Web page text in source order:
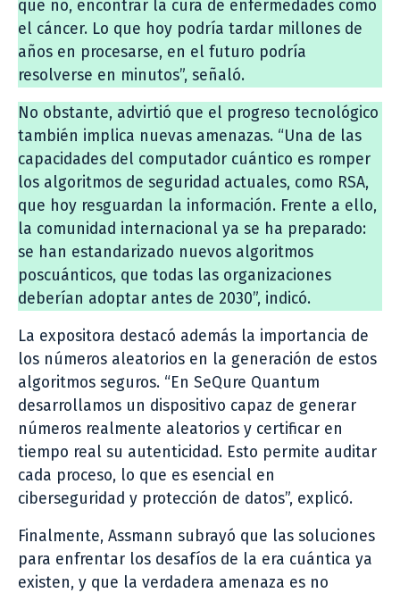
qué no, encontrar la cura de enfermedades como
el cáncer. Lo que hoy podría tardar millones de
años en procesarse, en el futuro podría
resolverse en minutos”, señaló.
No obstante, advirtió que el progreso tecnológico
también implica nuevas amenazas. “Una de las
capacidades del computador cuántico es romper
los algoritmos de seguridad actuales, como RSA,
que hoy resguardan la información. Frente a ello,
la comunidad internacional ya se ha preparado:
se han estandarizado nuevos algoritmos
poscuánticos, que todas las organizaciones
deberían adoptar antes de 2030”, indicó.
La expositora destacó además la importancia de
los números aleatorios en la generación de estos
algoritmos seguros. “En SeQure Quantum
desarrollamos un dispositivo capaz de generar
números realmente aleatorios y certificar en
tiempo real su autenticidad. Esto permite auditar
cada proceso, lo que es esencial en
ciberseguridad y protección de datos”, explicó.
Finalmente, Assmann subrayó que las soluciones
para enfrentar los desafíos de la era cuántica ya
existen, y que la verdadera amenaza es no